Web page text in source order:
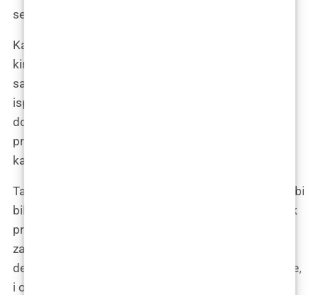
sestru koja prolazi.
Kada je pozvana unutra, njezin susret s estetskim
kirurgom postaje poprište ne samo medicinskog
savjetovanja, već i iskrene ljudske komunikacije
isprepletene s humorom. “Znači, odlučili ste se za
downgrade verzije?” upita kirurg, naslonjen na stol
prepun medicinskih instrumenata koji izgledaju više
kao rekviziti iz znanstveno-fantastičnog filma.
Tamara se smiješi, odgovarajući: “Da, mislila sam da bi
bilo dobro vratiti se na fabričke postavke. Možda čak
pronađem i neke zaboravljene funkcije.” Kirurg, vidno
zabavljen, nastavlja ozbiljnijim tonom, objašnjavajući
detalje postupka razgradnje filera, moguće nuspojave,
i očekivane rezultate.